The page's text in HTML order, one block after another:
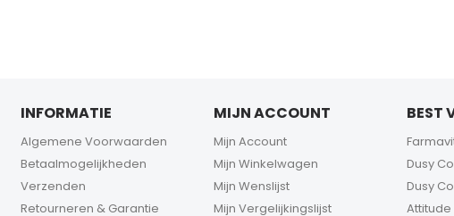
INFORMATIE
Algemene Voorwaarden
Betaalmogelijkheden
Verzenden
Retourneren & Garantie
MIJN ACCOUNT
Mijn Account
Mijn Winkelwagen
Mijn Wenslijst
Mijn Vergelijkingslijst
BEST
Dusy
Dusy
Attitude